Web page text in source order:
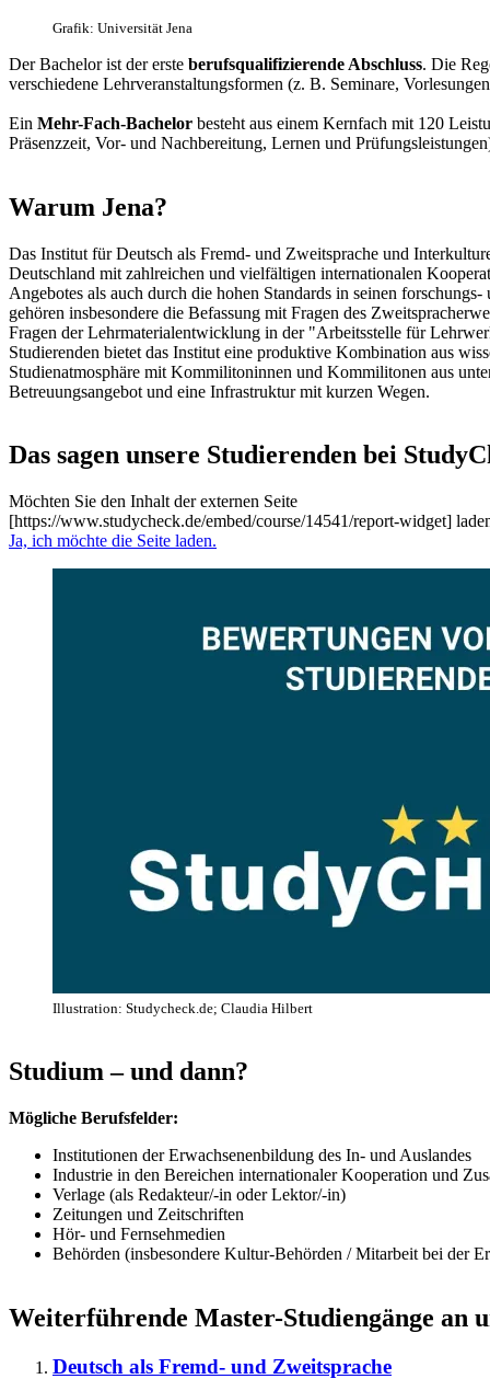
Grafik: Universität Jena
Der Bachelor ist der erste berufsqualifizierende Abschluss. Die
verschiedene Lehrveranstaltungsformen (z. B. Seminare,
Ein Mehr-Fach-Bachelor besteht aus einem Kernfach mit 120
Präsenzzeit, Vor- und Nachbereitung, Lernen und
Warum Jena?
Das Institut für Deutsch als Fremd- und Zweitsprache und
Deutschland mit zahlreichen und vielfältigen internationalen
Angebotes als auch durch die hohen Standards in seinen
gehören insbesondere die Befassung mit Fragen des
Fragen der Lehrmaterialentwicklung in der "Arbeitsstelle für
Studierenden bietet das Institut eine produktive Kombination aus
Studienatmosphäre mit Kommilitoninnen und Kommilitonen aus
Betreuungsangebot und eine Infrastruktur mit kurzen Wegen.
Das sagen unsere Studierenden bei
Möchten Sie den Inhalt der externen Seite
[https://www.studycheck.de/embed/course/14541/report-widget]
Ja, ich möchte die Seite laden.
Illustration: Studycheck.de; Claudia Hilbert
Studium – und dann?
Mögliche Berufsfelder:
Institutionen der Erwachsenenbildung des In- und Auslandes
Industrie in den Bereichen internationaler Kooperation und
Verlage (als Redakteur/-in oder Lektor/-in)
Zeitungen und Zeitschriften
Hör- und Fernsehmedien
Behörden (insbesondere Kultur-Behörden / Mitarbeit bei der
Weiterführende Master-Studiengänge an
Deutsch als Fremd- und Zweitsprache